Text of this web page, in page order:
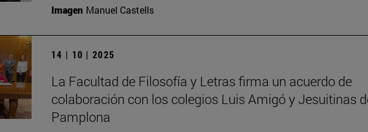
Imagen Manuel Castells
14 | 10 | 2025
La Facultad de Filosofía y Letras firma un acuerdo de
colaboración con los colegios Luis Amigó y Jesuitinas
Pamplona